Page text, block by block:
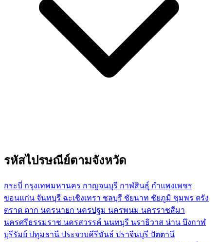
รหัสไปรษณีย์ตามจังหวัด
กระบี่ กรุงเทพมหานคร กาญจนบุรี กาฬสินธุ์ กำแพงเพชร
ขอนแก่น จันทบุรี ฉะเชิงเทรา ชลบุรี ชัยนาท ชัยภูมิ ชุมพร ตรัง
ตราด ตาก นครนายก นครปฐม นครพนม นครราชสีมา
นครศรีธรรมราช นครสวรรค์ นนทบุรี นราธิวาส น่าน บึงกาฬ
บุรีรัมย์ ปทุมธานี ประจวบคีรีขันธ์ ปราจีนบุรี ปัตตานี